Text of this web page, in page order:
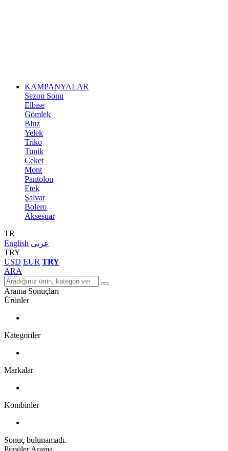
KAMPANYALAR
Sezon Sonu
Elbise
Gömlek
Bluz
Yelek
Triko
Tunik
Ceket
Mont
Pantolon
Etek
Şalvar
Bolero
Aksesuar
TR
English عربي
TRY
USD EUR TRY
ARA
Arama Sonuçları
Ürünler
Kategoriler
Markalar
Kombinler
Sonuç bulunamadı.
Popüler Arama